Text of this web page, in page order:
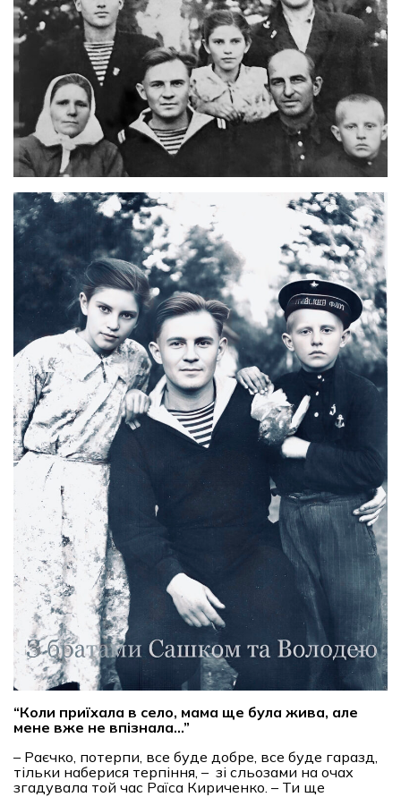
“Коли приїхала в село, мама ще була жива, але
мене вже не впізнала…”
– Раєчко, потерпи, все буде добре, все буде гаразд,
тільки наберися терпіння, – зі сльозами на очах
згадувала той час Раїса Кириченко. – Ти ще